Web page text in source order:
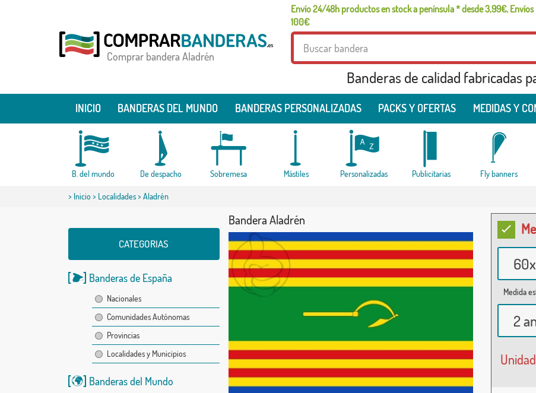
Envío 24/48h productos en stock a península * desde 3,99€, Envíos
100€
Comprar bandera Aladrén
Banderas de calidad fabricadas
INICIO BANDERAS DEL MUNDO BANDERAS PERSONALIZADAS PACKS Y OFERTAS MEDIDAS Y
B. del mundo De despacho Sobremesa Mástiles Personalizadas Publicitarias Fly banners
> Inicio> Localidades> Aladrén
CATEGORIAS
Banderas de España
Nacionales
Comunidades Autónomas
Provincias
Localidades y Municipios
Banderas del Mundo
Bandera Aladrén
Medida
2